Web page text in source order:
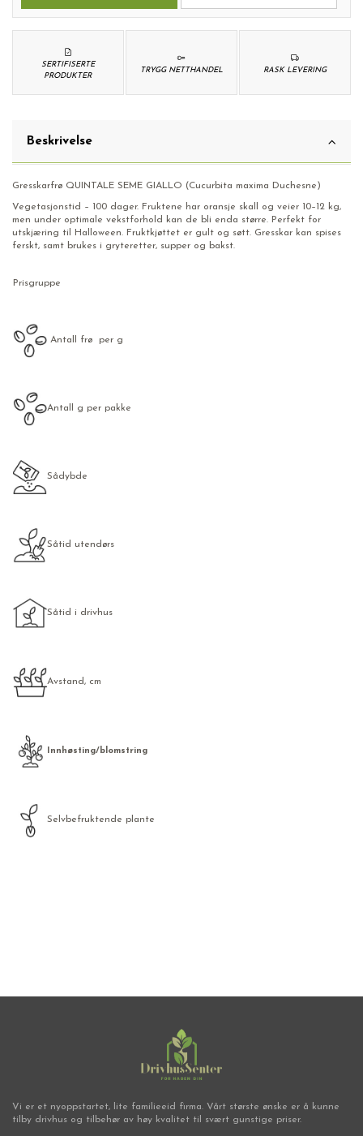
RASK LEVERING
TRYGG NETTHANDEL
SERTIFISERTE
PRODUKTER
Beskrivelse
Gresskarfrø QUINTALE SEME GIALLO (Cucurbita maxima Duchesne)
Vegetasjonstid – 100 dager. Fruktene har oransje skall og veier 10–12 kg,
men under optimale vekstforhold kan de bli enda større. Perfekt for
utskjæring til Halloween. Fruktkjøttet er gult og søtt. Gresskar kan spises
ferskt, samt brukes i gryteretter, supper og bakst.
Prisgruppe
Antall frø per g
Antall g per pakke
Sådybde
Såtid utendørs
Såtid i drivhus
Avstand, cm
Innhøsting/blomstring
Selvbefruktende plante
Vi er et nyoppstartet, lite familieeid firma. Vårt største ønske er å kunne
tilby drivhus og tilbehør av høy kvalitet til svært gunstige priser.